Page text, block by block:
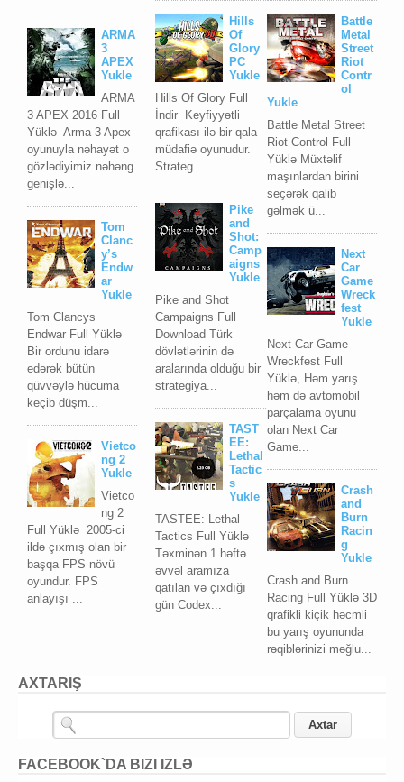
ARMA
3
APEX
Yukle
ARMA
3 APEX 2016 Full
Yüklə Arma 3 Apex
oyunuyla nəhayət o
gözlədiyimiz nəhəng
genişlə...
Tom
Clanc
y’s
Endw
ar
Yukle
Tom Clancys
Endwar Full Yüklə
Bir ordunu idarə
edərək bütün
qüvvəylə hücuma
keçib düşm...
Vietco
ng 2
Yukle
Vietco
ng 2
Full Yüklə 2005-ci
ildə çıxmış olan bir
başqa FPS növü
oyundur. FPS
anlayışı ...
Battle
Metal
Street
Riot
Contr
ol
Yukle
Battle Metal Street
Riot Control Full
Yüklə Müxtəlif
maşınlardan birini
seçərək qalib
gəlmək ü...
Next
Car
Game
Wreck
fest
Yukle
Next Car Game
Wreckfest Full
Yüklə, Həm yarış
həm də avtomobil
parçalama oyunu
olan Next Car
Game...
Crash
and
Burn
Racin
g
Yukle
Crash and Burn
Racing Full Yüklə 3D
qrafikli kiçik həcmli
bu yarış oyununda
rəqiblərinizi məğlu...
Hills
Of
Glory
PC
Yukle
Hills Of Glory Full
İndir Keyfiyyətli
qrafikası ilə bir qala
müdafiə oyunudur.
Strateg...
Pike
and
Shot:
Camp
aigns
Yukle
Pike and Shot
Campaigns Full
Download Türk
dövlətlərinin də
aralarında olduğu bir
strategiya...
TAST
EE:
Lethal
Tactic
s
Yukle
TASTEE: Lethal
Tactics Full Yüklə
Təxminən 1 həftə
əvvəl aramıza
qatılan və çıxdığı
gün Codex...
AXTARIŞ
FACEBOOK`DA BIZI IZLƏ